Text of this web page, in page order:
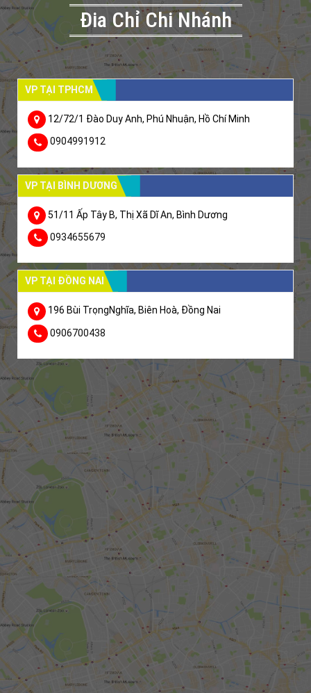
Đia Chỉ Chi Nhánh
VP TẠI TPHCM
12/72/1 Đào Duy Anh, Phú Nhuận, Hồ Chí Minh
0904991912
VP TẠI BÌNH DƯƠNG
51/11 Ấp Tây B, Thị Xã Dĩ An, Bình Dương
0934655679
VP TẠI ĐỒNG NAI
196 Bùi TrọngNghĩa, Biên Hoà, Đồng Nai
0906700438